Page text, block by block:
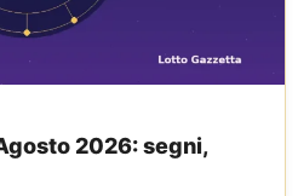
2026: segni,